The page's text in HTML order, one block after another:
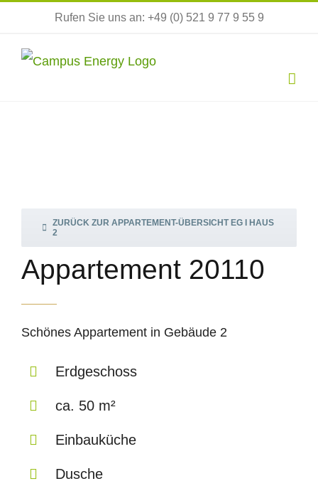
springen
Rufen Sie uns an: +49 (0) 521 9 77 9 55 9
ZURÜCK ZUR APPARTEMENT-ÜBERSICHT EG I HAUS
2
Appartement 20110
Schönes Appartement in Gebäude 2
Erdgeschoss
ca. 50 m²
Einbauküche
Dusche